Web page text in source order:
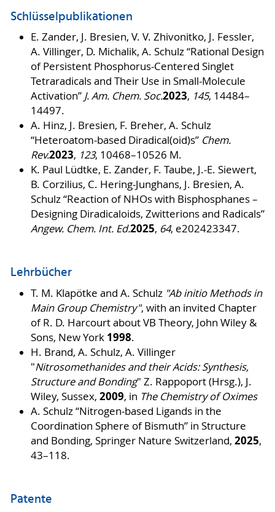
Schlüsselpublikationen
E. Zander, J. Bresien, V. V. Zhivonitko, J. Fessler,
A. Villinger, D. Michalik, A. Schulz “Rational Design
of Persistent Phosphorus-Centered Singlet
Tetraradicals and Their Use in Small-Molecule
Activation” J. Am. Chem. Soc.2023, 145, 14484–
14497.
A. Hinz, J. Bresien, F. Breher, A. Schulz
“Heteroatom-based Diradical(oid)s” Chem.
Rev.2023, 123, 10468–10526 M.
K. Paul Lüdtke, E. Zander, F. Taube, J.-E. Siewert,
B. Corzilius, C. Hering-Junghans, J. Bresien, A.
Schulz “Reaction of NHOs with Bisphosphanes –
Designing Diradicaloids, Zwitterions and Radicals”
Angew. Chem. Int. Ed.2025, 64, e202423347.
Lehrbücher
T. M. Klapötke and A. Schulz "Ab initio Methods in
Main Group Chemistry", with an invited Chapter
of R. D. Harcourt about VB Theory, John Wiley &
Sons, New York 1998.
H. Brand, A. Schulz, A. Villinger
"Nitrosomethanides and their Acids: Synthesis,
Structure and Bonding" Z. Rappoport (Hrsg.), J.
Wiley, Sussex, 2009, in The Chemistry of Oximes
A. Schulz “Nitrogen-based Ligands in the
Coordination Sphere of Bismuth” in Structure
and Bonding, Springer Nature Switzerland, 2025,
43–118.
Patente